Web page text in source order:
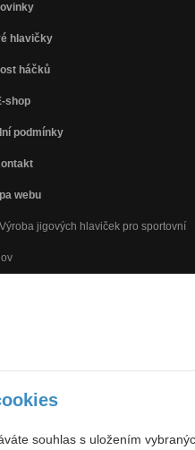
hlavičky
háčků
shop
podmínky
webu
jigových hlaviček pro sportovní
souhlas s uložením